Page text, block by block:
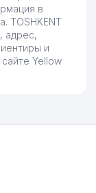
в
TOSHKENT
адрес,
и
Yellow